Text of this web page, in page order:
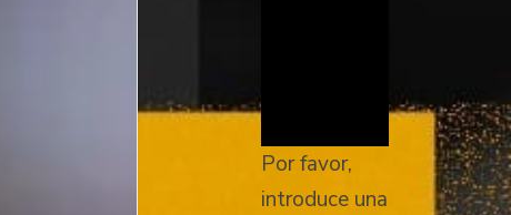
Por favor,
introduce una